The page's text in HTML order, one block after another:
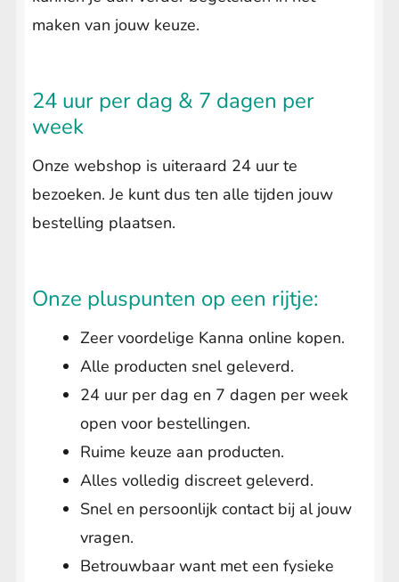
maken van jouw keuze.
24 uur per dag & 7 dagen per
week
Onze webshop is uiteraard 24 uur te
bezoeken. Je kunt dus ten alle tijden jouw
bestelling plaatsen.
Onze pluspunten op een rijtje:
Zeer voordelige Kanna online kopen.
Alle producten snel geleverd.
24 uur per dag en 7 dagen per week
open voor bestellingen.
Ruime keuze aan producten.
Alles volledig discreet geleverd.
Snel en persoonlijk contact bij al jouw
vragen.
Betrouwbaar want met een fysieke